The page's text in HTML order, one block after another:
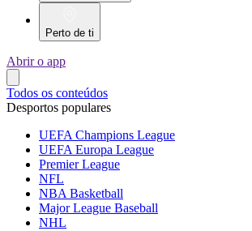
Perto de ti
Abrir o app
Todos os conteúdos
Desportos populares
UEFA Champions League
UEFA Europa League
Premier League
NFL
NBA Basketball
Major League Baseball
NHL